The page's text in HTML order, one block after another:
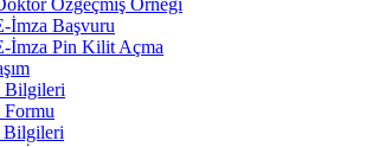
İmza Başvuru
İmza Pin Kilit Açma
Bilgileri
Bilgileri